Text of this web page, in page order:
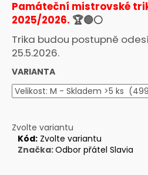
Památeční mistrovské
2025/2026. 🏆🔴⚪️
Trika budou postupně
25.5.2026.
VARIANTA
Zvolte variantu
Kód: Zvolte variantu
Značka:Odbor přátel Slavia
a
j
í
t
?